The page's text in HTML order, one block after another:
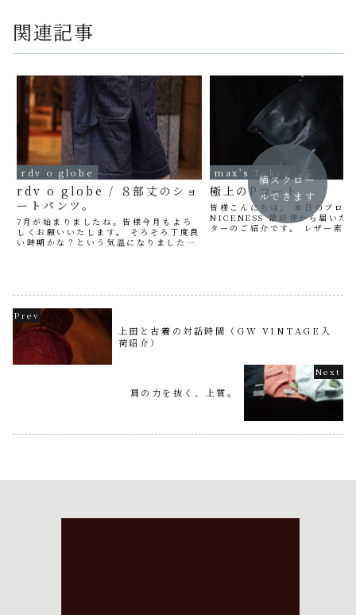
関連記事
rdv o globe
rdv o globe / ８部丈のショ
ートパンツ。
7月が始まりましたね。皆様今月もよろ
しくお願いいたします。 そろそろ丁度良
い時期かな？という気温になりましたの
max's Tokyo
極上のPコート
皆様こんにちは。 本日のブログ
NICENESS 最終便から届いた
ターのご紹介です。 レザー素
横スクロー
ルできます
上田と古着の対話時間（GW VINTAGE入
荷紹介）
肩の力を抜く、上質。